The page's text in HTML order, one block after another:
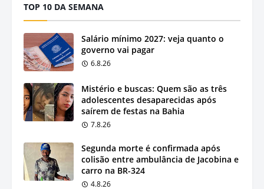
TOP 10 DA SEMANA
Salário mínimo 2027: veja quanto o
governo vai pagar
6.8.26
Mistério e buscas: Quem são as três
adolescentes desaparecidas após
saírem de festas na Bahia
7.8.26
Segunda morte é confirmada após
colisão entre ambulância de Jacobina e
carro na BR-324
4.8.26